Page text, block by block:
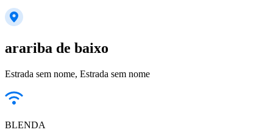
arariba de baixo
Estrada sem nome, Estrada sem nome
BLENDA